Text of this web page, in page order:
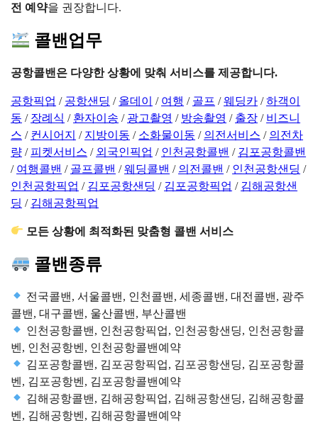
전 예약을 권장합니다.
콜밴업무
공항콜밴은 다양한 상황에 맞춰 서비스를 제공합니다.
공항픽업 / 공항샌딩 / 올데이 / 여행 / 골프 /웨딩카 /하객이
동 / 장례식 / 환자이송 / 광고촬영 / 방송촬영 / 출장 / 비즈니
스 / 컨시어지 / 지방이동 / 소화물이동 / 의전서비스 / 의전차
량 / 피켓서비스 / 외국인픽업 / 인천공항콜밴 / 김포공항콜밴
/ 여행콜밴 / 골프콜밴 /웨딩콜밴 / 의전콜밴 / 인천공항샌딩 /
인천공항픽업 / 김포공항샌딩 / 김포공항픽업 / 김해공항샌
딩 / 김해공항픽업
모든 상황에 최적화된 맞춤형 콜밴 서비스
콜밴종류
전국콜밴, 서울콜밴, 인천콜밴, 세종콜밴, 대전콜밴, 광주
콜밴, 대구콜밴, 울산콜밴, 부산콜밴
인천공항콜밴, 인천공항픽업, 인천공항샌딩, 인천공항콜
벤, 인천공항벤, 인천공항콜밴예약
김포공항콜밴, 김포공항픽업, 김포공항샌딩, 김포공항콜
벤, 김포공항벤, 김포공항콜밴예약
김해공항콜밴, 김해공항픽업, 김해공항샌딩, 김해공항콜
벤, 김해공항벤, 김해공항콜밴예약